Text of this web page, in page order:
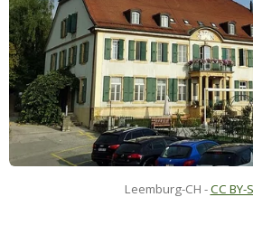
Leemburg-CH -CC BY-